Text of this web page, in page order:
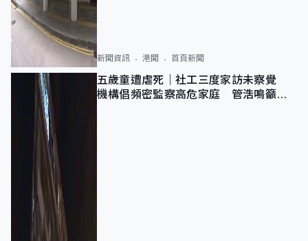
新聞資訊 港聞 首頁新聞
五歲童遭虐死｜社工三度家訪未察覺
機構倡頻密監察高危家庭 管浩鳴籲加